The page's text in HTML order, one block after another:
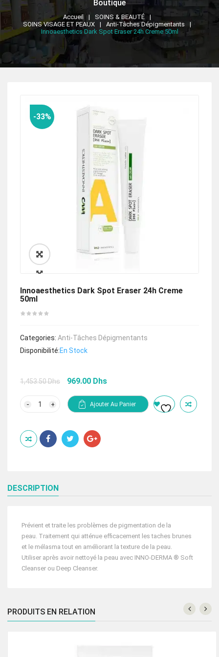
Boutique
Accueil
SOINS & BEAUTÉ
SOINS VISAGE ET PEAUX
Anti-Tâches Dépigmentants
Innoaesthetics Dark Spot Eraser 24h Creme 50ml
🔍
-33%
Innoaesthetics Dark Spot Eraser 24h Creme
50ml
Categories: Anti-Tâches Dépigmentants
Disponibilité:En Stock
1,453.50Dhs
Le
initial
était :
969.00 Dhs
est :
Innoaesthetics
spot
eraser
24h
Ajouter Au Panier
DESCRIPTION
Prévient et traite les problèmes de pigmentation de la
peau. Traitement qui atténue efficacement les taches brunes
et le mélasma tout en améliorant la texture de la peau.
Utiliser après avoir nettoyé la peau avec INNO-DERMA ® Soft
Cleanser ou Deep Cleanser.
PRODUITS EN RELATION